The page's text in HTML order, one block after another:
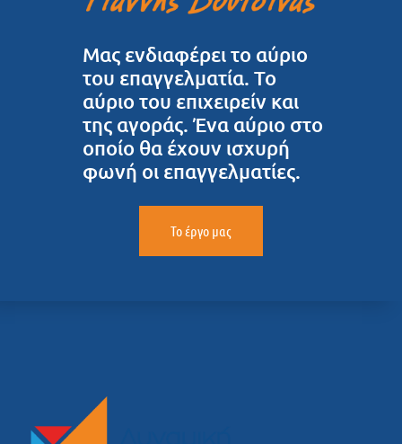
Μας ενδιαφέρει το αύριο
του επαγγελματία. Το
αύριο του επιχειρείν και
της αγοράς. Ένα αύριο στο
οποίο θα έχουν ισχυρή
φωνή οι επαγγελματίες.
Το έργο μας